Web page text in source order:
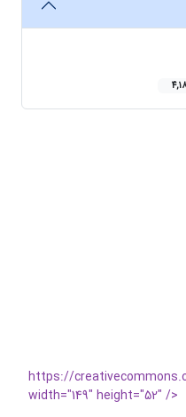
https://
width="149" height="52" />